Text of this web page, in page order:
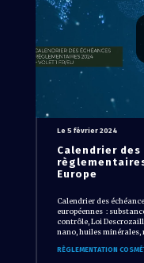
Le 5 février 2024
Calendrier des
Europe
Calendrier des
européennes :
contrôle, Loi
nano, huiles
RÈGLEMENTATION